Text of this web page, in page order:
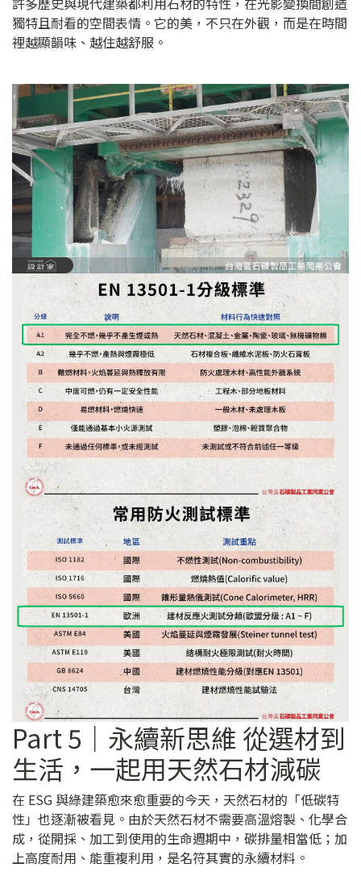
獨特且耐看的空間表情。它的美，不只在外觀，而是在時間
裡越顯韻味、越住越舒服。
Part 5｜永續新思維 從選材到
生活，一起用天然石材減碳
在 ESG 與綠建築愈來愈重要的今天，天然石材的「低碳特
性」也逐漸被看見。由於天然石材不需要高溫熔製、化學合
成，從開採、加工到使用的生命週期中，碳排量相當低；加
上高度耐用、能重複利用，是名符其實的永續材料。